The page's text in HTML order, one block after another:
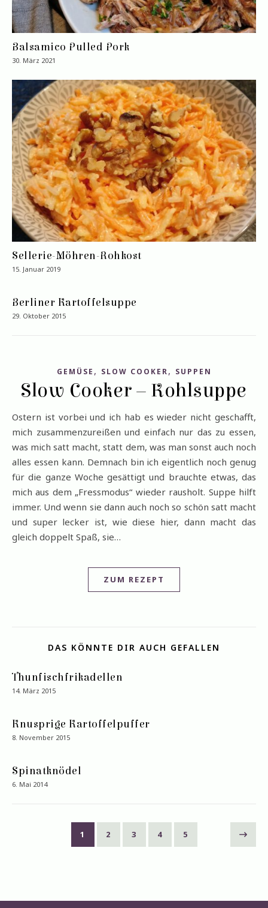
Balsamico Pulled Pork
30. März 2021
Sellerie-Möhren-Rohkost
15. Januar 2019
Berliner Kartoffelsuppe
29. Oktober 2015
GEMÜSE , SLOW COOKER, SUPPEN
Slow Cooker – Kohlsuppe
Ostern ist vorbei und ich hab es wieder nicht geschafft,
mich zusammenzureißen und einfach nur das zu essen,
was mich satt macht, statt dem, was man sonst auch noch
alles essen kann. Demnach bin ich eigentlich noch genug
für die ganze Woche gesättigt und brauchte etwas, das
mich aus dem „Fressmodus“ wieder rausholt. Suppe hilft
immer. Und wenn sie dann auch noch so schön satt macht
und super lecker ist, wie diese hier, dann macht das
gleich doppelt Spaß, sie…
ZUM REZEPT
DAS KÖNNTE DIR AUCH GEFALLEN
Thunfischfrikadellen
14. März 2015
Knusprige Kartoffelpuffer
8. November 2015
Spinatknödel
6. Mai 2014
1 2 3 4 5